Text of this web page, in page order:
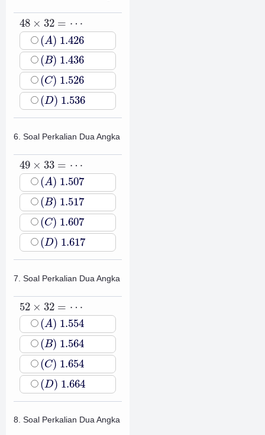
48 × 32 = ⋯
48 ×32=⋯
(A) 1.426
(A)1.426
(B) 1.436
(B)1.436
(C) 1.526
(C)1.526
(D) 1.536
(D)1.536
6. Soal Perkalian Dua Angka
49 × 33 = ⋯
49 ×33=⋯
(A) 1.507
(A)1.507
(B) 1.517
(B)1.517
(C) 1.607
(C)1.607
(D) 1.617
(D)1.617
7. Soal Perkalian Dua Angka
52 × 32 = ⋯
52 ×32=⋯
(A) 1.554
(A)1.554
(B) 1.564
(B)1.564
(C) 1.654
(C)1.654
(D) 1.664
(D)1.664
8. Soal Perkalian Dua Angka